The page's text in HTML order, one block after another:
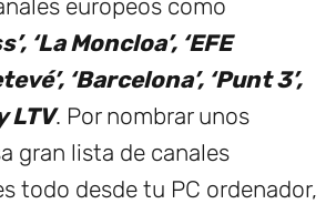
europeos como
‘La Moncloa’, ‘EFE
‘Barcelona’, ‘Punt 3’,
LTV. Por nombrar unos
gran lista de canales
todo desde tu PC ordenador,